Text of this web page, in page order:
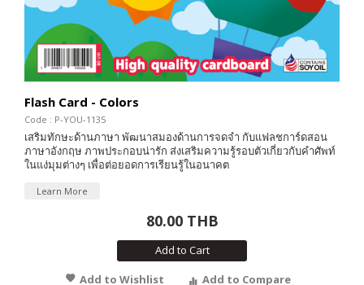
Flash Card - Colors
Code : P-YOU-1135
เสริมทักษะด้านภาษา พัฒนาสมองด้านการจดจำ กับแฟลชการ์ดสอน
ภาษาอังกฤษ ภาพประกอบน่ารัก ส่งเสริมความรู้รอบตัวเกี่ยวกับคำศัพท์
ในแง่มุมต่างๆ เพื่อต่อยอดการเรียนรู้ในอนาคต
Learn More
80.00 THB
Add to Cart
Add to Wishlist
Add to Compare